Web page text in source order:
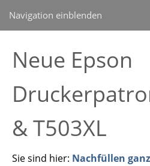
Navigation einblenden
Neue Epson
& T503XL
Sie sind hier: Nachfüllen